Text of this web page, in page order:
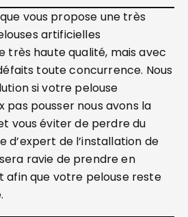
vous propose une très
artificielles
très haute qualité, mais avec
toute concurrence. Nous
si votre pelouse
pas pousser nous avons la
vous éviter de perdre du
d’expert de l’installation de
ravie de prendre en
que votre pelouse reste